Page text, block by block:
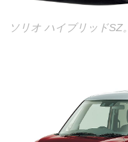
ソリオ ハイブリッドSZ。